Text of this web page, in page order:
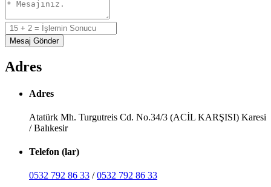
Mesaj Gönder
Adres
Adres
Atatürk Mh. Turgutreis Cd. No.34/3 (ACİL KARŞISI) Karesi
/ Balıkesir
Telefon (lar)
0532 792 86 33 /0532 792 86 33